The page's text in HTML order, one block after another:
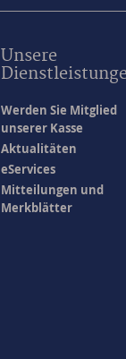
Unsere
Werden Sie Mitglied
unserer Kasse
Aktualitäten
eServices
Mitteilungen und
Merkblätter